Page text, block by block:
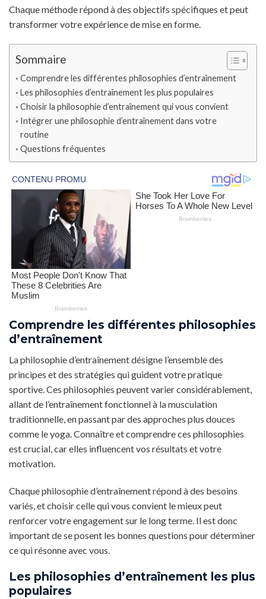
Chaque méthode répond à des objectifs spécifiques et peut
transformer votre expérience de mise en forme.
Sommaire
Comprendre les différentes philosophies d’entraînement
Les philosophies d’entraînement les plus populaires
Choisir la philosophie d’entraînement qui vous convient
Intégrer une philosophie d’entraînement dans votre
routine
Questions fréquentes
Comprendre les différentes philosophies
d’entraînement
La philosophie d’entraînement désigne l’ensemble des
principes et des stratégies qui guident votre pratique
sportive. Ces philosophies peuvent varier considérablement,
allant de l’entraînement fonctionnel à la musculation
traditionnelle, en passant par des approches plus douces
comme le yoga. Connaître et comprendre ces philosophies
est crucial, car elles influencent vos résultats et votre
motivation.
Chaque philosophie d’entraînement répond à des besoins
variés, et choisir celle qui vous convient le mieux peut
renforcer votre engagement sur le long terme. Il est donc
important de se posent les bonnes questions pour déterminer
ce qui résonne avec vous.
Les philosophies d’entraînement les plus
populaires